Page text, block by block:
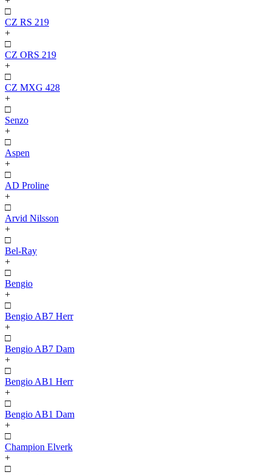
□
CZ RS 219
+
□
CZ ORS 219
+
□
CZ MXG 428
+
□
Senzo
+
□
Aspen
+
□
AD Proline
+
□
Arvid Nilsson
+
□
Bel-Ray
+
□
Bengio
+
□
Bengio AB7 Herr
+
□
Bengio AB7 Dam
+
□
Bengio AB1 Herr
+
□
Bengio AB1 Dam
+
□
Champion Elverk
+
□